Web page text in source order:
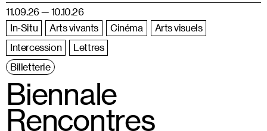
11.09.26 — 10.10.26
In-Situ
Arts vivants Cinéma
Arts visuels
Intercession
Lettres
Billetterie
Biennale
Rencontres